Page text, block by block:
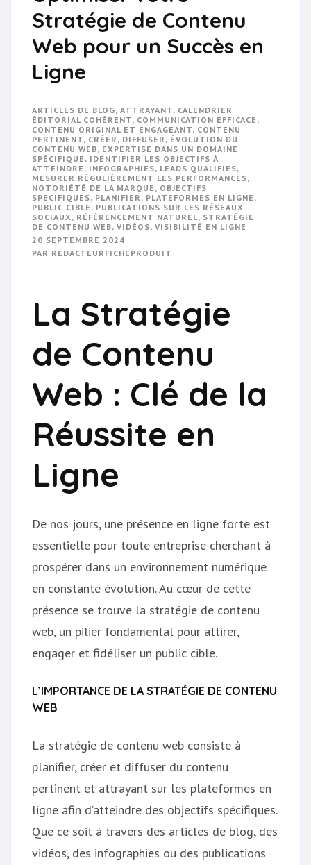
Stratégie de Contenu
Web pour un Succès en
Ligne
ARTICLES DE BLOG, ATTRAYANT, CALENDRIER
ÉDITORIAL COHÉRENT, COMMUNICATION EFFICACE ,
CONTENU ORIGINAL ET ENGAGEANT, CONTENU
PERTINENT, CRÉER , DIFFUSER , ÉVOLUTION DU
CONTENU WEB, EXPERTISE DANS UN DOMAINE
SPÉCIFIQUE , IDENTIFIER LES OBJECTIFS À
ATTEINDRE , INFOGRAPHIES, LEADS QUALIFIÉS,
MESURER RÉGULIÈREMENT LES PERFORMANCES,
NOTORIÉTÉ DE LA MARQUE , OBJECTIFS
SPÉCIFIQUES, PLANIFIER , PLATEFORMES EN LIGNE ,
PUBLIC CIBLE , PUBLICATIONS SUR LES RÉSEAUX
SOCIAUX , RÉFÉRENCEMENT NATUREL, STRATÉGIE
DE CONTENU WEB, VIDÉOS, VISIBILITÉ EN LIGNE
20 SEPTEMBRE 2024
PAR REDACTEURFICHEPRODUIT
La Stratégie
de Contenu
Web : Clé de la
Réussite en
Ligne
De nos jours, une présence en ligne forte est
essentielle pour toute entreprise cherchant à
prospérer dans un environnement numérique
en constante évolution. Au cœur de cette
présence se trouve la stratégie de contenu
web, un pilier fondamental pour attirer,
engager et fidéliser un public cible.
L’IMPORTANCE DE LA STRATÉGIE DE CONTENU
WEB
La stratégie de contenu web consiste à
planifier, créer et diffuser du contenu
pertinent et attrayant sur les plateformes en
ligne afin d’atteindre des objectifs spécifiques.
Que ce soit à travers des articles de blog, des
vidéos, des infographies ou des publications